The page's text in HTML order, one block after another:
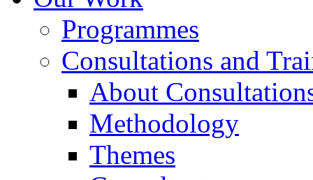
Programmes
Consultations and
About
Methodology
Themes